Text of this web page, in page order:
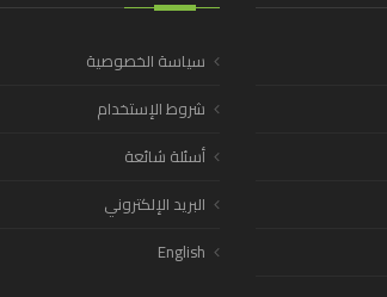
سياسة الخصوصية
شروط الإستخدام
أسئلة شائعة
البريد الإلكتروني
English